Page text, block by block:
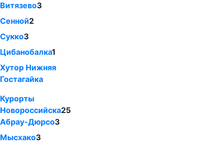
Витязево3
Сенной2
Сукко3
Цибанобалка1
Хутор Нижняя
Гостагайка
Курорты
Новороссийска25
Абрау-Дюрсо3
Мысхако3